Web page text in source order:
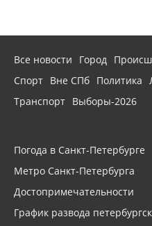
Все новости Город
Спорт Вне СПб Политика
Транспорт Выборы-2026
Погода в Санкт-Петербурге
Метро Санкт-Петербурга
Достопримечательности
График развода